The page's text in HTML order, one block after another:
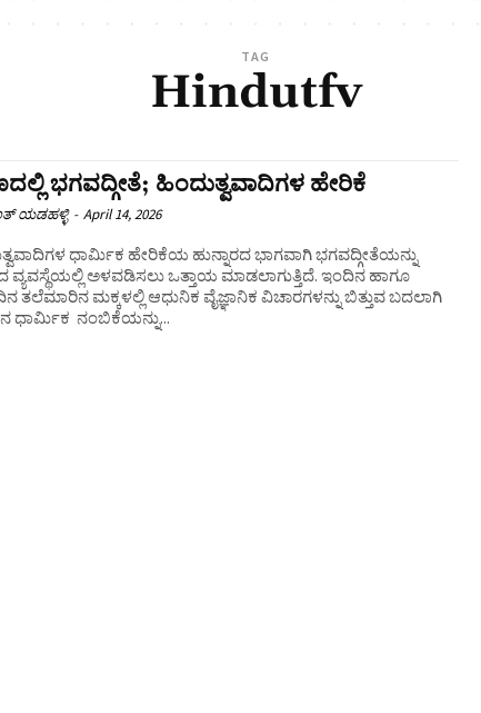
TAG
Hindutfv
ಭಗವದ್ಗೀತೆ; ಹಿಂದುತ್ವವಾದಿಗಳ ಹೇರಿಕೆ
ಯಡಹಳ್ಳಿ - April 14, 2026
ಧಾರ್ಮಿಕ ಹೇರಿಕೆಯ ಹುನ್ನಾರದ ಭಾಗವಾಗಿ ಭಗವದ್ಗೀತೆಯನ್ನು
ವ್ಯವಸ್ಥೆಯಲ್ಲಿ ಅಳವಡಿಸಲು ಒತ್ತಾಯ ಮಾಡಲಾಗುತ್ತಿದೆ. ಇಂದಿನ ಹಾಗೂ
ತಲೆಮಾರಿನ ಮಕ್ಕಳಲ್ಲಿ ಆಧುನಿಕ ವೈಜ್ಞಾನಿಕ ವಿಚಾರಗಳನ್ನು ಬಿತ್ತುವ ಬದಲಾಗಿ
ಧಾರ್ಮಿಕ ನಂಬಿಕೆಯನ್ನು...